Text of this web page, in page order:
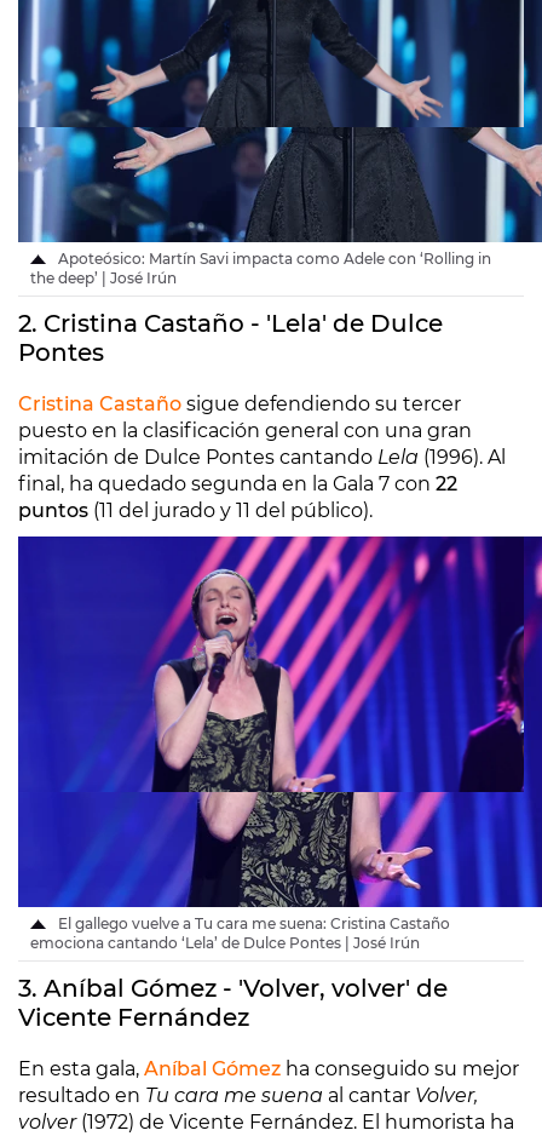
Apoteósico: Martín Savi impacta como Adele con ‘Rolling in
the deep’ | José Irún
2. Cristina Castaño - 'Lela' de Dulce
Pontes
Cristina Castaño sigue defendiendo su tercer
puesto en la clasificación general con una gran
imitación de Dulce Pontes cantando Lela (1996). Al
final, ha quedado segunda en la Gala 7 con 22
puntos (11 del jurado y 11 del público).
El gallego vuelve a Tu cara me suena: Cristina Castaño
emociona cantando ‘Lela’ de Dulce Pontes | José Irún
3. Aníbal Gómez - 'Volver, volver' de
Vicente Fernández
En esta gala, Aníbal Gómez ha conseguido su mejor
resultado en Tu cara me suena al cantar Volver,
volver(1972) de Vicente Fernández. El humorista ha